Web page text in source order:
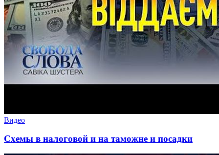
Видео
Схемы в налоговой и на таможне и посадки